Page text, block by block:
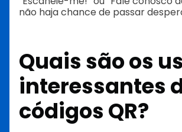
não haja chance de passar
Quais são os
interessantes
códigos QR?